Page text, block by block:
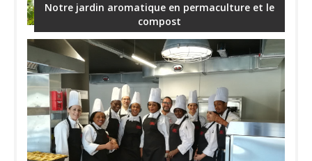
Notre jardin aromatique en permaculture et le
compost